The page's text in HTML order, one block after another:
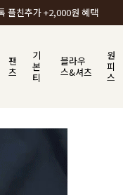
많이 사랑받는 BEST ITEM
팬
츠
기
본
티
블라우
스&셔츠
원
피
스